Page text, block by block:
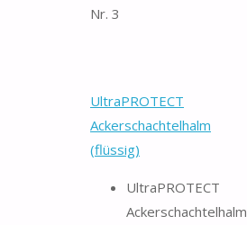
Nr. 3
UltraPROTECT
Ackerschachtelhalm
(flüssig)
UltraPROTECT
Ackerschachtelhalm